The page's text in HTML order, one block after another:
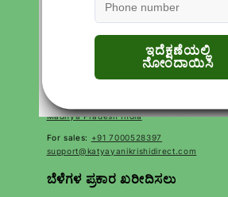
ರಿಟರ್ನ್ ಮತ್ತು ಮರುಪಾವತಿ ನೀತಿ
ಸೇವಾ ನಿಯಮಗಳು
Terms of Use
ಪದೇ ಪದೇ ಕೇಳಲಾಗುವ ಪ್ರಶ್ನೆಗಳು
CONTACT
Corp Office Mx 175, E7 Extension,
Madhya Pradesh India
For sales: +91 7000528397
support@katyayanikrishidirect.com
ಬೆಳೆಗಳ ಪ್ರಕಾರ ಖರೀದಿಸಲು